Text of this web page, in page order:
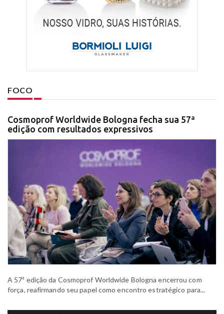
FOCO
Cosmoprof Worldwide Bologna fecha sua 57ª
edição com resultados expressivos
A 57ª edição da Cosmoprof Worldwide Bologna encerrou com
força, reafirmando seu papel como encontro estratégico para...